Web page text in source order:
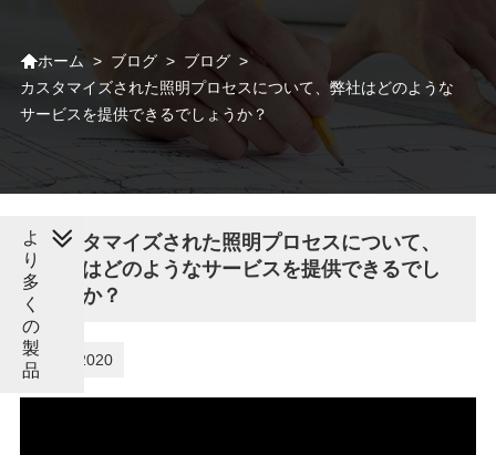
ホーム > ブログ > ブログ >
カスタマイズされた照明プロセスについて、弊社はどのような
サービスを提供できるでしょうか？
カスタマイズされた照明プロセスについて、
弊社はどのようなサービスを提供できるでし
ょうか？
07-12-2020
よ
り
多
く
の
製
品